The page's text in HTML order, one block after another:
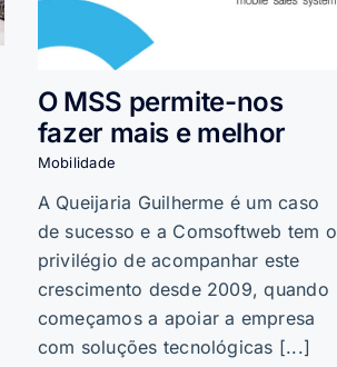
O MSS permite-nos
fazer mais e melhor
Mobilidade
A Queijaria Guilherme é um caso
de sucesso e a Comsoftweb tem o
privilégio de acompanhar este
crescimento desde 2009, quando
começamos a apoiar a empresa
com soluções tecnológicas [...]